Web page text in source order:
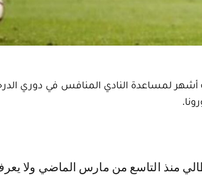
أشهر لمساعدة النادي المنافس في دوري